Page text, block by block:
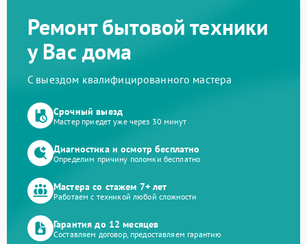
Ремонт бытовой техники
у Вас дома
С выездом квалифицированного мастера
Срочный выезд
Мастер приедет уже через 30 минут
Диагностика и осмотр бесплатно
Определим причину поломки бесплатно
Мастера со стажем 7+ лет
Работаем с техникой любой сложности
Гарантия до 12 месяцев
Составляем договор, предоставляем гарантию